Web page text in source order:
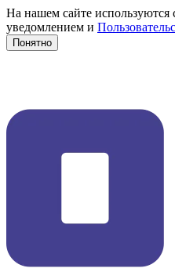
На нашем сайте используются
уведомлением и
Понятно